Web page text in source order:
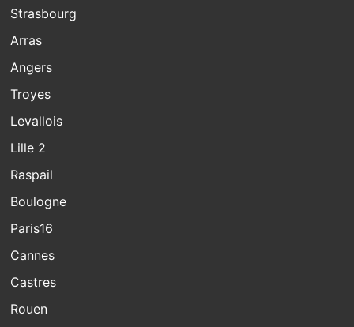
Strasbourg
Arras
Angers
Troyes
Levallois
Lille 2
Raspail
Boulogne
Paris16
Cannes
Castres
Rouen